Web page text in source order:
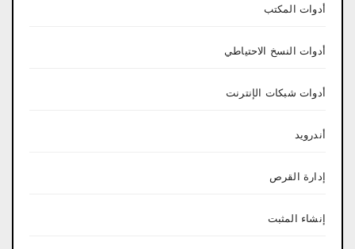
أدوات المكتب
أدوات النسخ الاحتياطي
أدوات شبكات الإنترنت
أندرويد
إدارة القرص
إنشاء المثبت